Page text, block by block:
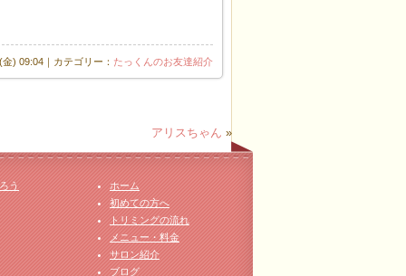
) 09:04｜カテゴリー： たっくんのお友達紹介
アリスちゃん »
う
ホーム
初めての方へ
トリミングの流れ
メニュー・料金
サロン紹介
ブログ